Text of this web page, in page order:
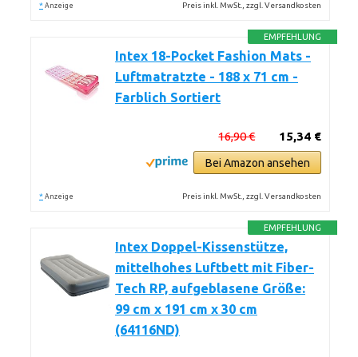
* Anzeige Preis inkl. MwSt., zzgl. Versandkosten
EMPFEHLUNG
Intex 18-Pocket Fashion Mats -
Luftmatratzte - 188 x 71 cm -
Farblich Sortiert
15,34 €
16,90 €
Bei Amazon ansehen
* Anzeige Preis inkl. MwSt., zzgl. Versandkosten
EMPFEHLUNG
Intex Doppel-Kissenstütze,
mittelhohes Luftbett mit Fiber-
Tech RP, aufgeblasene Größe:
99 cm x 191 cm x 30 cm
(64116ND)